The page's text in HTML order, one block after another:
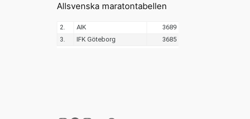
Allsvenska maratontabellen